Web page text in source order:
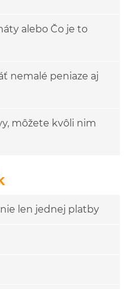
alebo Čo je to
nemalé peniaze aj
môžete kvôli nim
len jednej platby